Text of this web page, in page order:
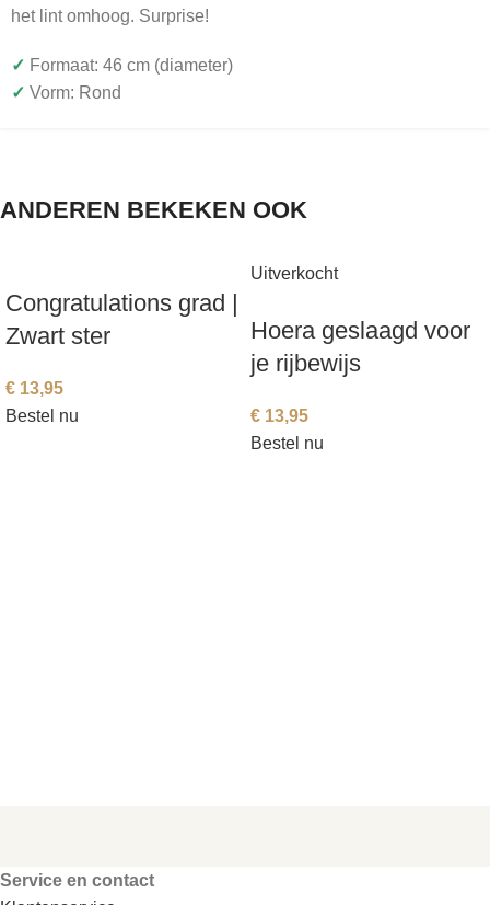
het lint omhoog. Surprise!
✓ Formaat: 46 cm (diameter)
✓ Vorm: Rond
ANDEREN BEKEKEN OOK
Congratulations grad |
Zwart ster
€ 13,95
Bestel nu
Uitverkocht
Hoera geslaagd voor
je rijbewijs
€ 13,95
Bestel nu
Service en contact